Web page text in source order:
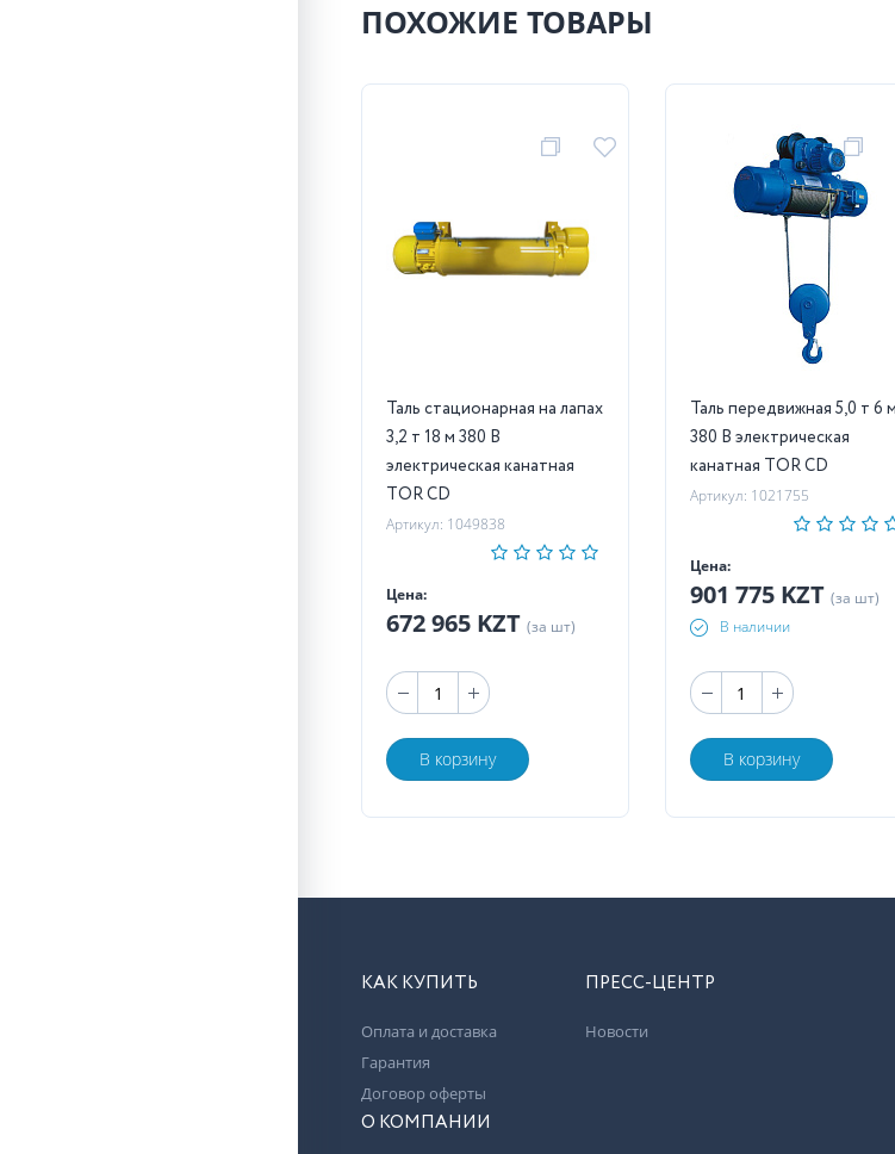
ПОХОЖИЕ ТОВАРЫ
Таль стационарная на лапах
3,2 т 18 м 380 В
электрическая канатная
TOR CD
Артикул: 1049838
Цена:
672 965 KZT (за шт)
В корзину
Таль передвижная 5,0 т 6 м
380 В электрическая
канатная TOR CD
Артикул: 1021755
Цена:
901 775 KZT (за шт)
В наличии
В корзину
КАК КУПИТЬ
Оплата и доставка
Гарантия
Договор оферты
ПРЕСС-ЦЕНТР
Новости
О КОМПАНИИ